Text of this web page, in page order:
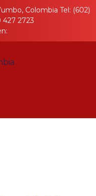
Colombia Tel: (602)
427 2723